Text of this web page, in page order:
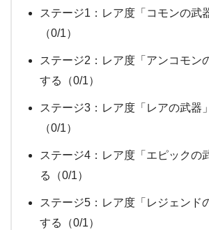
ステージ1：レア度「コモンの武
（0/1）
ステージ2：レア度「アンコモン
する（0/1）
ステージ3：レア度「レアの武器
（0/1）
ステージ4：レア度「エピックの
る（0/1）
ステージ5：レア度「レジェンド
する（0/1）